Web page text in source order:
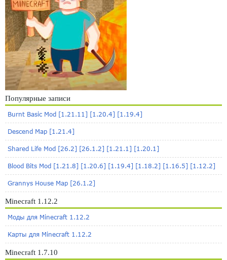
Популярные записи
Burnt Basic Mod [1.21.11] [1.20.4] [1.19.4]
Descend Map [1.21.4]
Shared Life Mod [26.2] [26.1.2] [1.21.1] [1.20.1]
Blood Bits Mod [1.21.8] [1.20.6] [1.19.4] [1.18.2] [1.16.5] [1.12.2]
Grannys House Map [26.1.2]
Minecraft 1.12.2
Моды для Minecraft 1.12.2
Карты для Minecraft 1.12.2
Minecraft 1.7.10